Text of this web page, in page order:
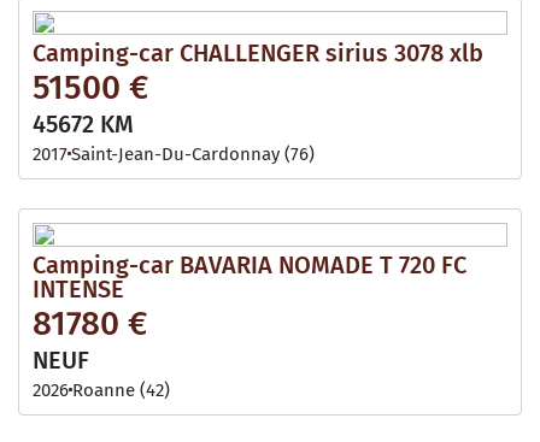
Camping-car CHALLENGER sirius 3078 xlb
51500 €
45672 KM
2017Saint-Jean-Du-Cardonnay (76)
Camping-car BAVARIA NOMADE T 720 FC
INTENSE
81780 €
NEUF
2026 Roanne (42)